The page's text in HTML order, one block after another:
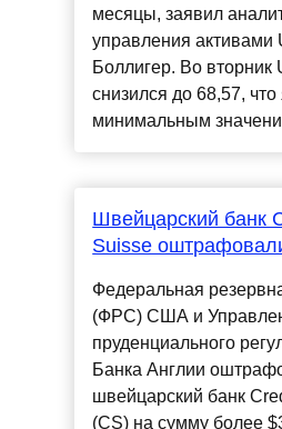
месяцы, заявил
управления активами
Боллигер. Во вторник
снизился до 68,57, что
минимальным
Швейцарский банк
Suisse
Федеральная
(ФРС) США и
пруденциального
Банка Англии
швейцарский банк
(CS) на сумму более